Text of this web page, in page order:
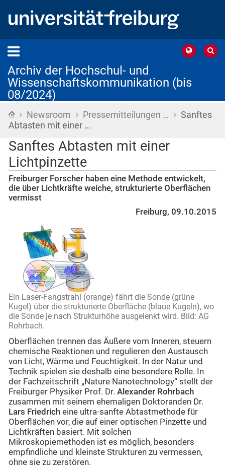
Archiv der Hochschul- und
Wissenschaftskommunikation (bis
08/2024)
Startseite
› Newsroom › Pressemitteilungen … › Sanftes
Abtasten mit einer …
Sanftes Abtasten mit einer
Lichtpinzette
Freiburger Forscher haben eine Methode entwickelt,
die über Lichtkräfte weiche, strukturierte Oberflächen
vermisst
Freiburg, 09.10.2015
Ein Laser-Fangstrahl (orange) fährt die Sonde (grüne
Kugel) über die strukturierte Oberfläche (blaue Kugeln), wo
die Sonde je nach Strukturhöhe ausgelenkt wird. Bild: AG
Rohrbach.
Oberflächen trennen das Äußere vom Inneren, steuern
chemische Reaktionen und regulieren den Austausch
von Licht, Wärme und Feuchtigkeit. In der Natur und
Technik spielen sie deshalb eine besondere Rolle. In
der Fachzeitschrift „Nature Nanotechnology“ stellt der
Freiburger Physiker Prof. Dr. Alexander Rohrbach
zusammen mit seinem ehemaligen Doktoranden Dr.
Lars Friedrich eine ultra-sanfte Abtastmethode für
Oberflächen vor, die auf einer optischen Pinzette und
Lichtkräften basiert. Mit solchen
Mikroskopiemethoden ist es möglich, besonders
empfindliche und kleinste Strukturen zu vermessen,
ohne sie zu zerstören.